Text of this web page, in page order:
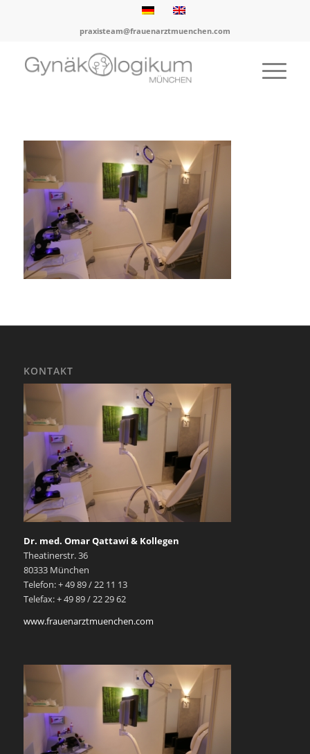
praxisteam@frauenarztmuenchen.com
KONTAKT
Dr. med. Omar Qattawi & Kollegen
Theatinerstr. 36
80333 München
Telefon: + 49 89 / 22 11 13
Telefax: + 49 89 / 22 29 62
www.frauenarztmuenchen.com